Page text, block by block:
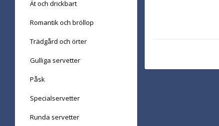
Ät och drickbart
Romantik och bröllop
Trädgård och örter
Gulliga servetter
Påsk
Specialservetter
Runda servetter